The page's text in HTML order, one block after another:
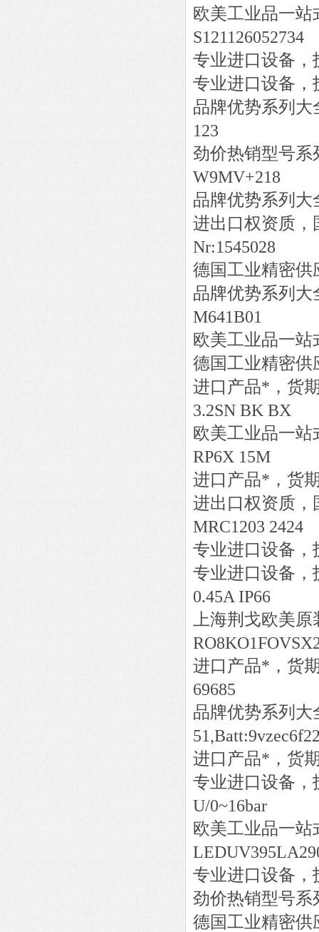
欧美工业品一
S121126052734
专业进口设备，
专业进口设备，
品牌优势系列大
123
劲价热销型号系
W9MV+218
品牌优势系列大
进出口权资质，
Nr:1545028
德国工业精密供
品牌优势系列大
M641B01
欧美工业品一
德国工业精密供
进口产品*，货
3.2SN BK BX
欧美工业品一
RP6X 15M
进口产品*，货
进出口权资质，
MRC1203 2424
专业进口设备，
专业进口设备，
0.45A IP66
上海荆戈欧美
进口产品*，货
69685
品牌优势系列大
进口产品*，货
专业进口设备，
U/0~16bar
欧美工业品一
专业进口设备，
劲价热销型号系
德国工业精密供